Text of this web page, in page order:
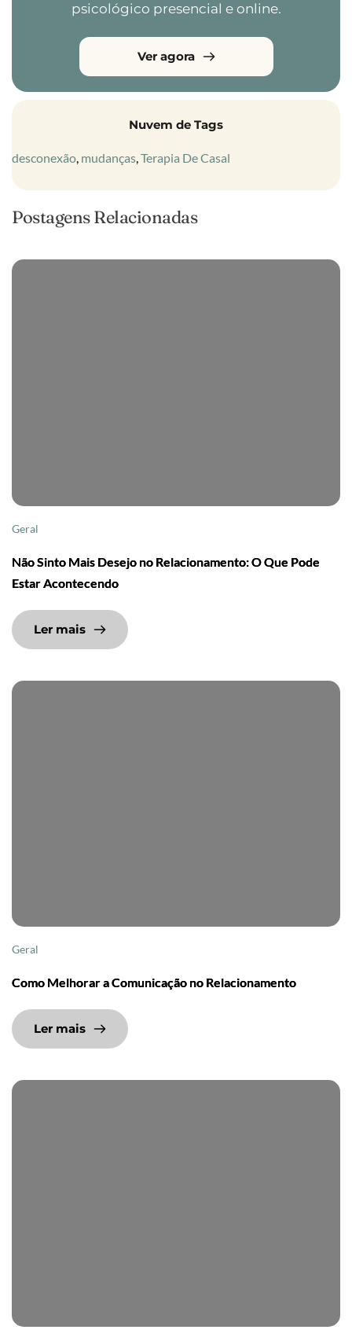
psicológico presencial e online.
Ver agora
Nuvem de Tags
desconexão, mudanças, Terapia De Casal
Postagens Relacionadas
Geral
Não Sinto Mais Desejo no Relacionamento: O Que Pode
Estar Acontecendo
Ler mais
Geral
Como Melhorar a Comunicação no Relacionamento
Ler mais